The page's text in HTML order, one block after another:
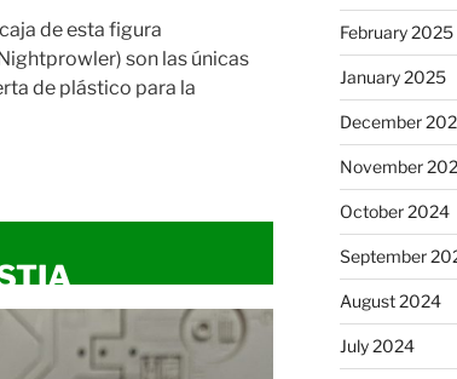
de esta figura
son las únicas
de plástico para la
February 2025
January 2025
December
November
October 2024
September
August 2024
July 2024